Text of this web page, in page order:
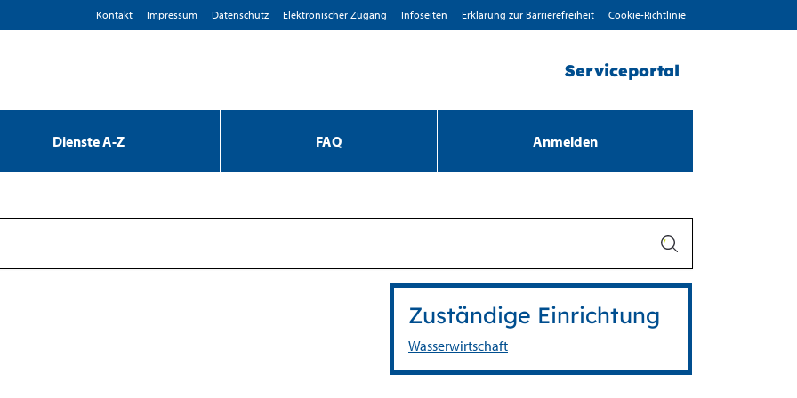
Kontakt Impressum D­atenschutz Elektronischer Zugang Infoseiten Erklärung zur Barrierefreiheit Cookie-Richtlinie
Serviceportal
Dienste A-Z FAQ Anmelden
Zuständige Einrichtung
Wasserwirtschaft